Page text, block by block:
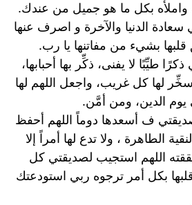
واملأه بكل ما هو جميل من عندك.
سعادة الدنيا والآخرة و اصرف عنها
قلبها بشيء من مفاتنها يا رب.
طيِّبًا لا يفنى، ذكِّر بها أحبابها،
لها كل غريب، واجعل اللهم لها
يوم الدين، ومن أمَّن.
ف أسعدها دوماً اللهم أحفظ
الطاهرة ، ولا تدع لها أمراً إلا
اللهم استجيب لصديقتي كل
بكل أمر ترجوه ربي استودعتك